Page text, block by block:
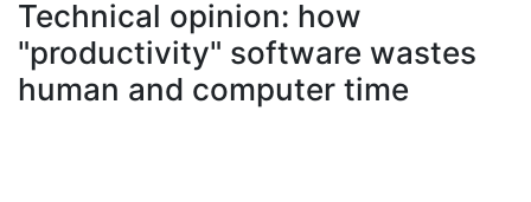
À propos
Technical opinion: how
"productivity" software wastes
human and computer time